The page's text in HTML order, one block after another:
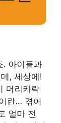
. 아이들과
, 세상에!
머리카락
란… 겪어
얼마 전